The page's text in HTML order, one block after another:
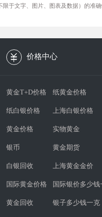
于文字、图片、图表及数据）的准
价格中心
黄金T+D价格 纸黄金价格
纸白银价格 上海白银价格
黄金价格 实物黄金
银币 黄金期货
白银回收 上海黄金金价
国际黄金价格 国际银价多少钱
黄金回收 银子多少钱一克